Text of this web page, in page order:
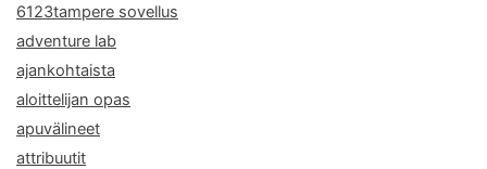
6123tampere sovellus
adventure lab
ajankohtaista
aloittelijan opas
apuvälineet
attribuutit